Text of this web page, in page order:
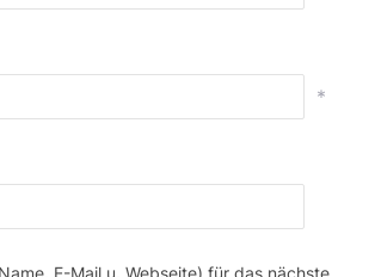
*
E-Mail u. Webseite) für das nächste